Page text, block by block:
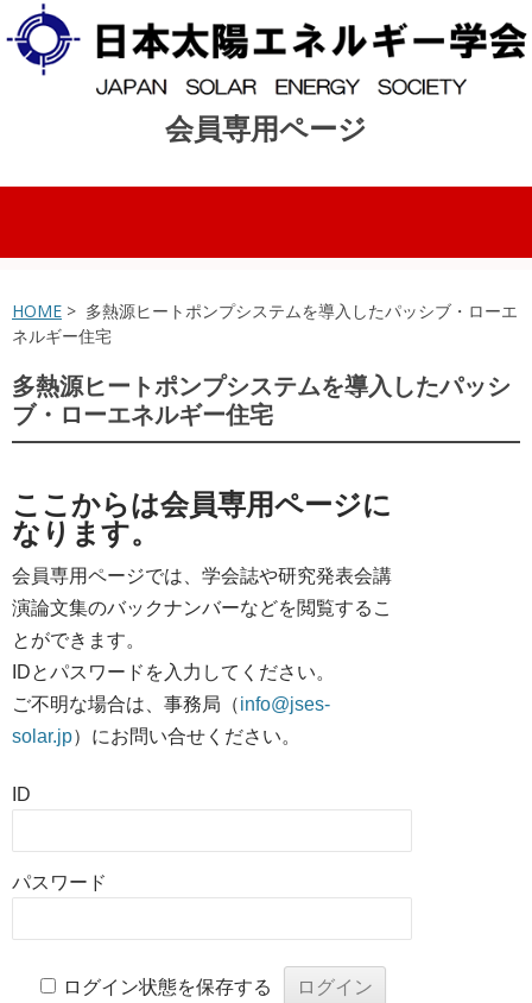
会員専用ページ
コンテンツへスキップ
HOME > 多熱源ヒートポンプシステムを導入したパッシブ・ローエ
ネルギー住宅
多熱源ヒートポンプシステムを導入したパッシ
ブ・ローエネルギー住宅
ここからは会員専用ページに
なります。
会員専用ページでは、学会誌や研究発表会講
演論文集のバックナンバーなどを閲覧するこ
とができます。
IDとパスワードを入力してください。
ご不明な場合は、事務局（info@jses-
solar.jp）にお問い合せください。
ID
パスワード
ログイン状態を保存する